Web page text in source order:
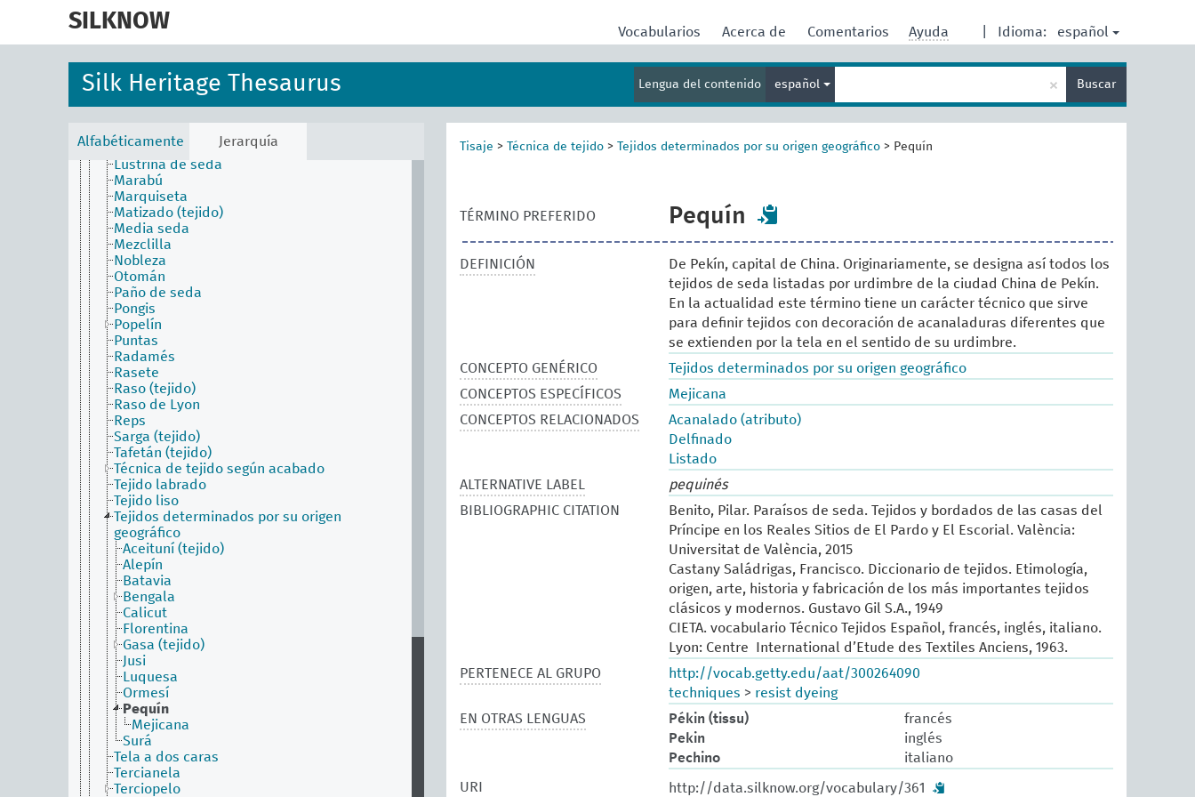
SILKNOW Idioma: español
Vocabularios Acerca de Comentarios Ayuda
Silk Heritage Thesaurus Lengua del contenido español
term
× Buscar
Alfabéticamente Jerarquía
Gayadura
Jamete
Lampasete
Lanzado
Lustrina de seda
Marabú
Marquiseta
Matizado (tejido)
Media seda
Mezclilla
Nobleza
Otomán
Paño de seda
Pongis
Popelín
Puntas
Radamés
Rasete
Raso (tejido)
Raso de Lyon
Reps
Sarga (tejido)
Tafetán (tejido)
Técnica de tejido según acabado
Tejido labrado
Tejido liso
Tejidos determinados por su origen
geográfico
Aceituní (tejido)
Alepín
Batavia
Bengala
Calicut
Florentina
Gasa (tejido)
Jusi
Luquesa
Ormesí
Pequín
Mejicana
Surá
Tela a dos caras
Tercianela
Terciopelo
Tisaje > Técnica de tejido > Tejidos determinados por su origen geográfico > Pequín
TÉRMINO PREFERIDO Pequín
DEFINICIÓN
De Pekín, capital de China. Originariamente, se designa así todos los
tejidos de seda listadas por urdimbre de la ciudad China de Pekín.
En la actualidad este término tiene un carácter técnico que sirve
para definir tejidos con decoración de acanaladuras diferentes que
se extienden por la tela en el sentido de su urdimbre.
CONCEPTO GENÉRICO
Tejidos determinados por su origen geográfico
CONCEPTOS ESPECÍFICOS
Mejicana
CONCEPTOS RELACIONADOS
Acanalado (atributo)
Delfinado
Listado
ALTERNATIVE LABEL
pequinés
BIBLIOGRAPHIC CITATION
Benito, Pilar. Paraísos de seda. Tejidos y bordados de las casas del
Príncipe en los Reales Sitios de El Pardo y El Escorial. València:
Universitat de València, 2015
Castany Saládrigas, Francisco. Diccionario de tejidos. Etimología,
origen, arte, historia y fabricación de los más importantes tejidos
clásicos y modernos. Gustavo Gil S.A., 1949
CIETA. vocabulario Técnico Tejidos Español, francés, inglés, italiano.
Lyon: Centre International d’Etude des Textiles Anciens, 1963.
PERTENECE AL GRUPO
http://vocab.getty.edu/aat/300264090
techniques > resist dyeing
EN OTRAS LENGUAS
Pékin (tissu)
francés
Pekin
inglés
Pechino
italiano
URI http://data.silknow.org/vocabulary/361